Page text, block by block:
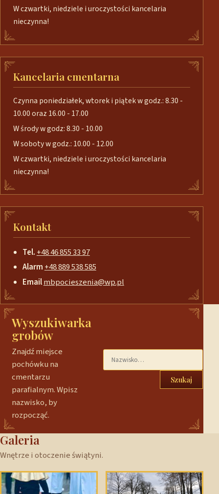
W czwartki, niedziele i uroczystości kancelaria
nieczynna!
Kancelaria cmentarna
Czynna poniedziałek, wtorek i piątek w godz.: 8.30 -
10.00 oraz 16.00 - 17.00
W środy w godz: 8.30 - 10.00
W soboty w godz.: 10.00 - 12.00
W czwartki, niedziele i uroczystości kancelaria
nieczynna!
Kontakt
Tel. +48 46 855 33 97
Alarm+48 889 538 585
Emailmbpocieszenia@wp.pl
Wyszukiwarka
grobów
Znajdź miejsce
pochówku na
cmentarzu
parafialnym. Wpisz
nazwisko, by
rozpocząć.
Szukaj
Galeria
Wnętrze i otoczenie świątyni.